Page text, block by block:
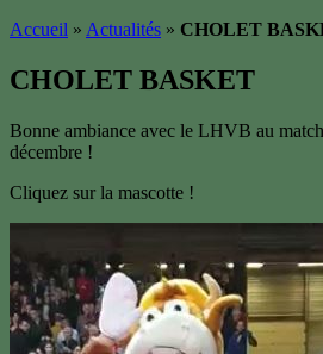
Accueil » Actualités » CHOLET
CHOLET BASKET
Bonne ambiance avec le LHVB au
décembre !
Cliquez sur la mascotte !